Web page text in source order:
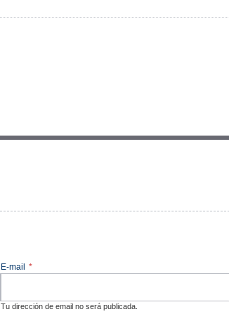
E-mail *
Tu dirección de email no será publicada.